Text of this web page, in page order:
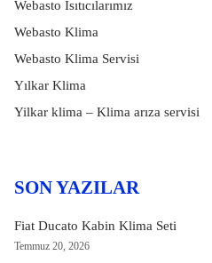
Webasto Isıtıcılarımız
Webasto Klima
Webasto Klima Servisi
Yılkar Klima
Yilkar klima – Klima arıza servisi
SON YAZILAR
Fiat Ducato Kabin Klima Seti
Temmuz 20, 2026